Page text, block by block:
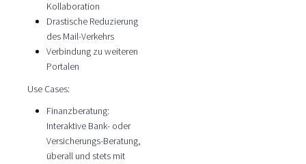
Kollaboration
Drastische Reduzierung
des Mail-Verkehrs
Verbindung zu weiteren
Portalen
Use Cases:
Finanzberatung:
Interaktive Bank- oder
Versicherungs-Beratung,
überall und stets mit